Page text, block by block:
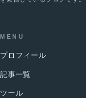
MENU
プロフィール
記事一覧
ツール